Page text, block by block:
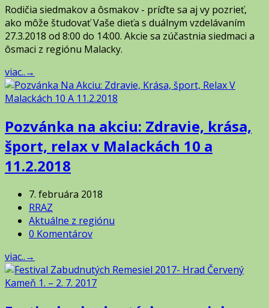
Rodičia siedmakov a ôsmakov - príďte sa aj vy pozrieť,
ako môže študovať Vaše dieťa s duálnym vzdelávaním
27.3.2018 od 8:00 do 14:00. Akcie sa zúčastnia siedmaci a
ôsmaci z regiónu Malacky.
viac..→
Pozvánka na akciu: Zdravie, krása,
šport, relax v Malackách 10 a
11.2.2018
7. februára 2018
RRAZ
Aktuálne z regiónu
0 Komentárov
viac..→